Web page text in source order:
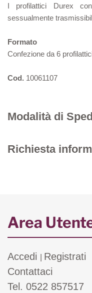
I profilattici Durex
sessualmente
Formato
Confezione da 6
Cod. 10061107
Modalità di
Richiesta
Area
Accedi
Registrati
Contattaci
Tel. 0522 857517